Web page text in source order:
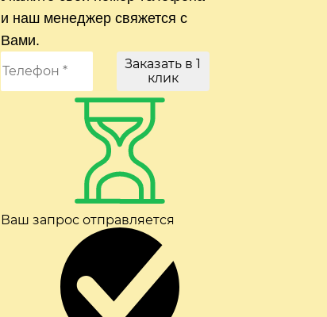
и наш менеджер свяжется с
Вами.
Заказать в 1
клик
Ваш запрос отправляется